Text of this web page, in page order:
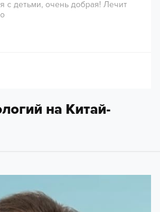
с детьми, очень добрая! Лечит
на Китай-